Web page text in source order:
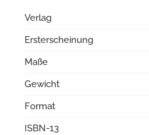
Verlag
Ersterscheinung
Maße
Gewicht
Format
ISBN-13